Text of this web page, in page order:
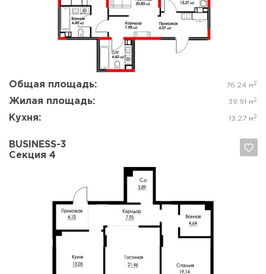
Общая площадь: 76.24 м 2
Жилая площадь: 39.91 м 2
Кухня: 13.27 м 2
Да, удалить
BUSINESS-3
Секция 4
Да, удалить Отмена